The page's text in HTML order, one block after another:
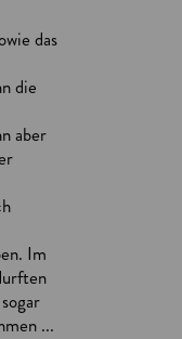
das
die
aber
Im
...